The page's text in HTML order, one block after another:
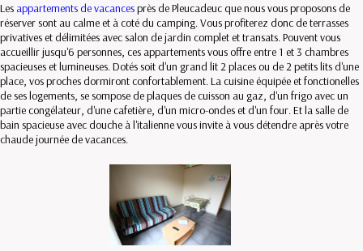
Les appartements de vacancesprès de Pleucadeuc que nous vous proposons de
réserver sont au calme et à coté du camping. Vous profiterez donc de terrasses
privatives et délimitées avec salon de jardin complet et transats. Pouvent vous
accueillir jusqu'6 personnes, ces appartements vous offre entre 1 et 3 chambres
spacieuses et lumineuses. Dotés soit d'un grand lit 2 places ou de 2 petits lits d'une
place, vos proches dormiront confortablement. La cuisine équipée et fonctionelles
de ses logements, se sompose de plaques de cuisson au gaz, d'un frigo avec un
partie congélateur, d'une cafetière, d'un micro-ondes et d'un four. Et la salle de
bain spacieuse avec douche à l'italienne vous invite à vous détendre après votre
chaude journée de vacances.